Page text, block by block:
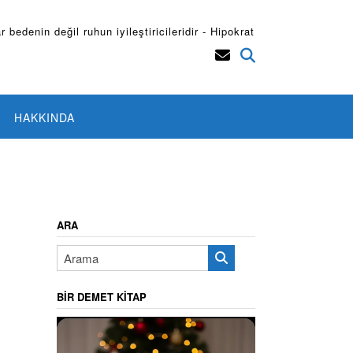
bedenin değil ruhun iyileştiricileridir - Hipokrat
HAKKINDA
ARA
BIR DEMET KITAP
Video